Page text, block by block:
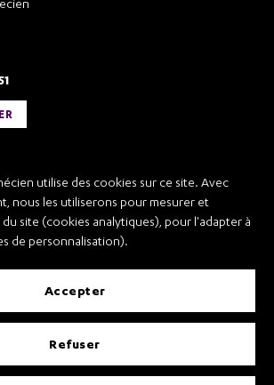
utilise des cookies sur ce site. Avec
nous les utiliserons pour mesurer et
site (cookies analytiques), pour l'adapter à
de personnalisation).
accepter
refuser
Générales de Vente et Transport
d’Utilisation
Règlement